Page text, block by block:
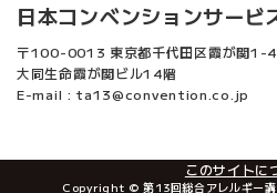
日本コンベンションサービ
〒100-0013 東京都千代田区霞が関1-
大同生命霞が関ビル14階
E-mail : ta13@convention.co.jp
このサイトに
Copyright © 第13回総合アレルギー